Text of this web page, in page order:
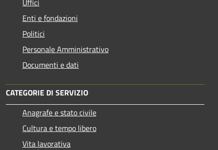
Enti e fondazioni
Politici
Personale Amministrativo
Documenti e dati
CATEGORIE DI SERVIZIO
Anagrafe e stato civile
Cultura e tempo libero
Vita lavorativa